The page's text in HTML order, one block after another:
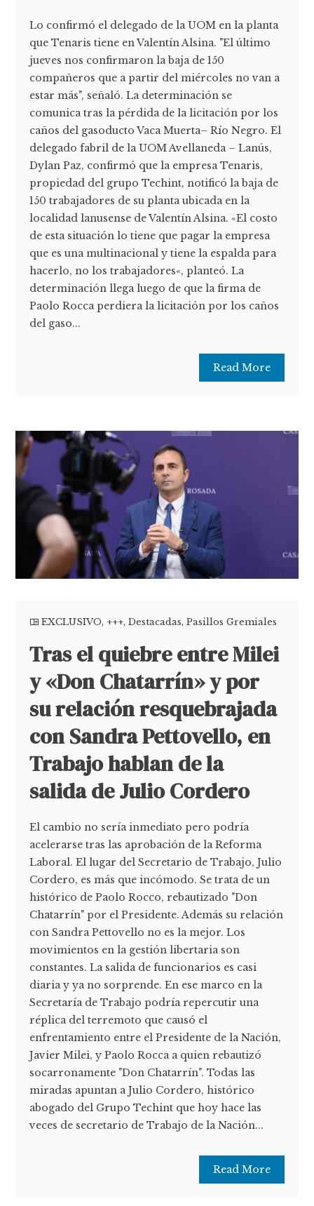
Lo confirmó el delegado de la UOM en la planta
que Tenaris tiene en Valentín Alsina. "El último
jueves nos confirmaron la baja de 150
compañeros que a partir del miércoles no van a
estar más", señaló. La determinación se
comunica tras la pérdida de la licitación por los
caños del gasoducto Vaca Muerta– Río Negro. El
delegado fabril de la UOM Avellaneda – Lanús,
Dylan Paz, confirmó que la empresa Tenaris,
propiedad del grupo Techint, notificó la baja de
150 trabajadores de su planta ubicada en la
localidad lanusense de Valentín Alsina. «El costo
de esta situación lo tiene que pagar la empresa
que es una multinacional y tiene la espalda para
hacerlo, no los trabajadores«, planteó. La
determinación llega luego de que la firma de
Paolo Rocca perdiera la licitación por los caños
del gaso...
Read More
EXCLUSIVO, +++,Destacadas,Pasillos Gremiales
Tras el quiebre entre Milei
y «Don Chatarrín» y por
su relación resquebrajada
con Sandra Pettovello, en
Trabajo hablan de la
salida de Julio Cordero
El cambio no sería inmediato pero podría
acelerarse tras las aprobación de la Reforma
Laboral. El lugar del Secretario de Trabajo, Julio
Cordero, es más que incómodo. Se trata de un
histórico de Paolo Rocco, rebautizado "Don
Chatarrín" por el Presidente. Además su relación
con Sandra Pettovello no es la mejor. Los
movimientos en la gestión libertaria son
constantes. La salida de funcionarios es casi
diaria y ya no sorprende. En ese marco en la
Secretaría de Trabajo podría repercutir una
réplica del terremoto que causó el
enfrentamiento entre el Presidente de la Nación,
Javier Milei, y Paolo Rocca a quien rebautizó
socarronamente "Don Chatarrín". Todas las
miradas apuntan a Julio Cordero, histórico
abogado del Grupo Techint que hoy hace las
veces de secretario de Trabajo de la Nación...
Read More